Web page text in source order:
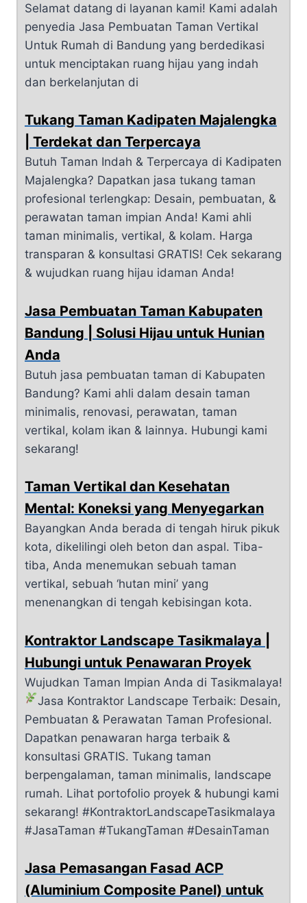
Selamat datang di layanan kami! Kami adalah
penyedia Jasa Pembuatan Taman Vertikal
Untuk Rumah di Bandung yang berdedikasi
untuk menciptakan ruang hijau yang indah
dan berkelanjutan di
Tukang Taman Kadipaten Majalengka
| Terdekat dan Terpercaya
Butuh Taman Indah & Terpercaya di Kadipaten
Majalengka? Dapatkan jasa tukang taman
profesional terlengkap: Desain, pembuatan, &
perawatan taman impian Anda! Kami ahli
taman minimalis, vertikal, & kolam. Harga
transparan & konsultasi GRATIS! Cek sekarang
& wujudkan ruang hijau idaman Anda!
Jasa Pembuatan Taman Kabupaten
Bandung | Solusi Hijau untuk Hunian
Anda
Butuh jasa pembuatan taman di Kabupaten
Bandung? Kami ahli dalam desain taman
minimalis, renovasi, perawatan, taman
vertikal, kolam ikan & lainnya. Hubungi kami
sekarang!
Taman Vertikal dan Kesehatan
Mental: Koneksi yang Menyegarkan
Bayangkan Anda berada di tengah hiruk pikuk
kota, dikelilingi oleh beton dan aspal. Tiba-
tiba, Anda menemukan sebuah taman
vertikal, sebuah ‘hutan mini’ yang
menenangkan di tengah kebisingan kota.
Kontraktor Landscape Tasikmalaya |
Hubungi untuk Penawaran Proyek
Wujudkan Taman Impian Anda di Tasikmalaya!
Jasa Kontraktor Landscape Terbaik: Desain,
Pembuatan & Perawatan Taman Profesional.
Dapatkan penawaran harga terbaik &
konsultasi GRATIS. Tukang taman
berpengalaman, taman minimalis, landscape
rumah. Lihat portofolio proyek & hubungi kami
sekarang! #KontraktorLandscapeTasikmalaya
#JasaTaman #TukangTaman #DesainTaman
Jasa Pemasangan Fasad ACP
(Aluminium Composite Panel) untuk